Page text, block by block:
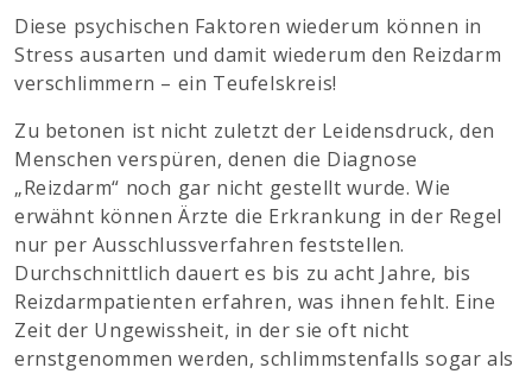
Diese psychischen Faktoren wiederum können in
Stress ausarten und damit wiederum den Reizdarm
verschlimmern – ein Teufelskreis!
Zu betonen ist nicht zuletzt der Leidensdruck, den
Menschen verspüren, denen die Diagnose
„Reizdarm“ noch gar nicht gestellt wurde. Wie
erwähnt können Ärzte die Erkrankung in der Regel
nur per Ausschlussverfahren feststellen.
Durchschnittlich dauert es bis zu acht Jahre, bis
Reizdarmpatienten erfahren, was ihnen fehlt. Eine
Zeit der Ungewissheit, in der sie oft nicht
ernstgenommen werden, schlimmstenfalls sogar als